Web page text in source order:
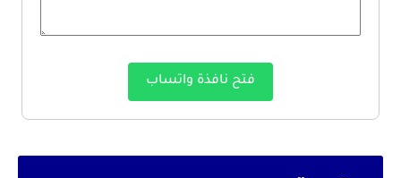
فتح نافذة واتساب